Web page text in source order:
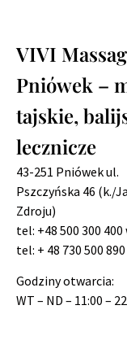
VIVI
Pniówek –
tajskie,
lecznicze
43-251 Pniówek ul.
Pszczyńska 46 (k./
Zdroju)
tel: +48 500 300 400
tel: + 48 730
Godziny otwarcia:
WT – ND – 11:00 –